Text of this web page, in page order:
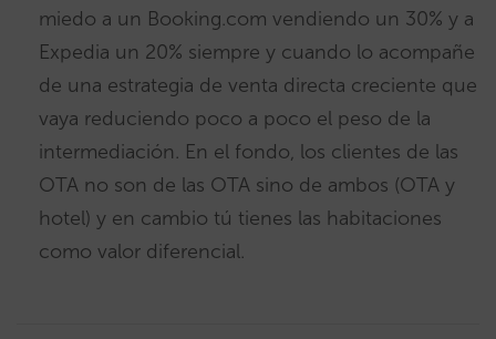
miedo a un Booking.com vendiendo un 30% y a
Expedia un 20% siempre y cuando lo acompañe
de una estrategia de venta directa creciente que
vaya reduciendo poco a poco el peso de la
intermediación. En el fondo, los clientes de las
OTA no son de las OTA sino de ambos (OTA y
hotel) y en cambio tú tienes las habitaciones
como valor diferencial.